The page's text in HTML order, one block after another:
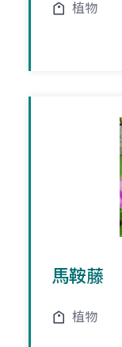
植物
馬鞍藤
植物